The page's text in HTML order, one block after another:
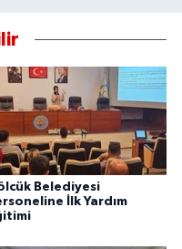
Belediyesi
İlk Yardım